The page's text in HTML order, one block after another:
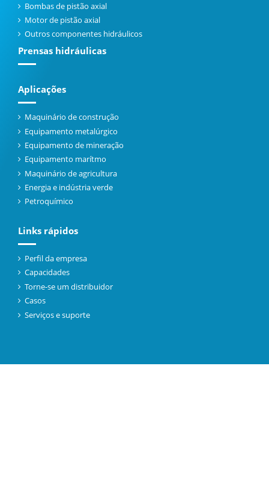
Bombas de pistão axial
Motor de pistão axial
Outros componentes hidráulicos
Prensas hidráulicas
Aplicações
Maquinário de construção
Equipamento metalúrgico
Equipamento de mineração
Equipamento marítmo
Maquinário de agricultura
Energia e indústria verde
Petroquímico
Links rápidos
Perfil da empresa
Capacidades
Torne-se um distribuidor
Casos
Serviços e suporte